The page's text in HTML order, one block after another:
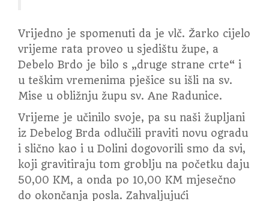
Vrijedno je spomenuti da je vlč. Žarko cijelo
vrijeme rata proveo u sjedištu župe, a
Debelo Brdo je bilo s „druge strane crte“ i
u teškim vremenima pješice su išli na sv.
Mise u obližnju župu sv. Ane Radunice.
Vrijeme je učinilo svoje, pa su naši župljani
iz Debelog Brda odlučili praviti novu ogradu
i slično kao i u Dolini dogovorili smo da svi,
koji gravitiraju tom groblju na početku daju
50,00 KM, a onda po 10,00 KM mjesečno
do okončanja posla. Zahvaljujući